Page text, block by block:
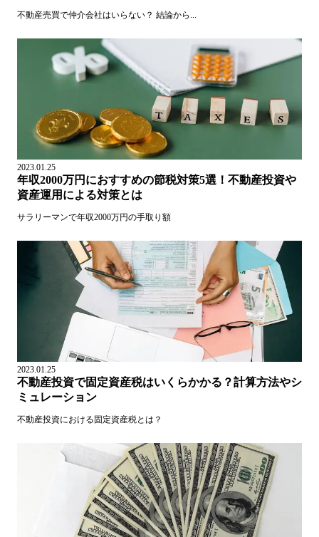
不動産売買で仲介会社はいらない？ 結論から...
2023.01.25
年収2000万円におすすめの節税対策5選！不動産投資や
資産運用による対策とは
サラリーマンで年収2000万円の手取り額
2023.01.25
不動産投資で固定資産税はいくらかかる？計算方法やシ
ミュレーション
不動産投資における固定資産税とは？